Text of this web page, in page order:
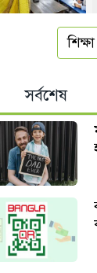
সর্বশেষ